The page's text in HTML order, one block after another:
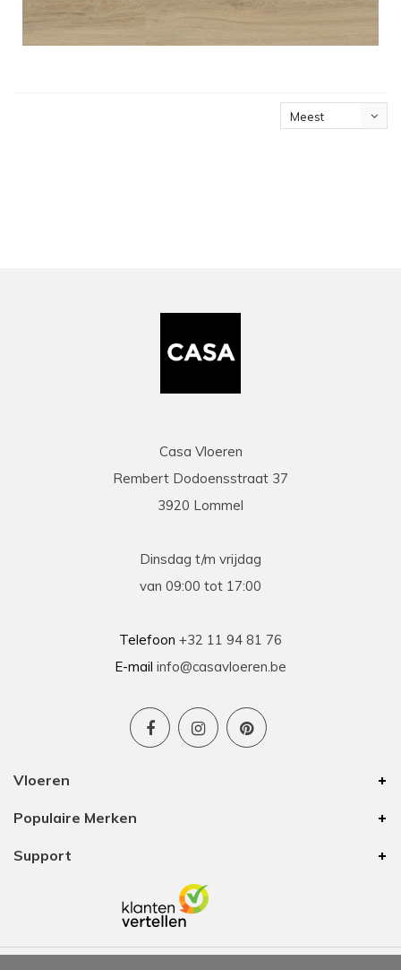
Meest
Casa Vloeren
Rembert Dodoensstraat 37
3920 Lommel
Dinsdag t/m vrijdag
van 09:00 tot 17:00
Telefoon +32 11 94 81 76
E-mail info@casavloeren.be
Vloeren
Populaire Merken
Support